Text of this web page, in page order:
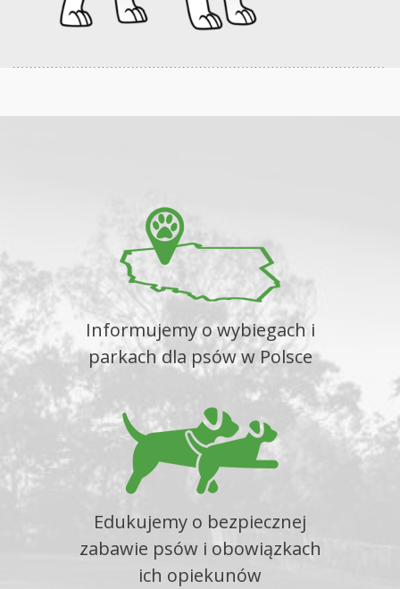
Informujemy o wybiegach i
parkach dla psów w Polsce
Edukujemy o bezpiecznej
zabawie psów i obowiązkach
ich opiekunów